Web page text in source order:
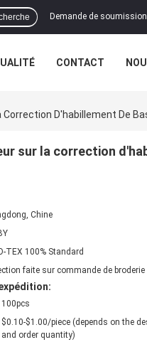
Demande de soumission
CONTACT
D'habillement De
sur la correction
Chine
TEX 100% Standard
faite sur commande de broderie
100pcs
$0.10-$1.00/piece (depends on the
and order quantity)